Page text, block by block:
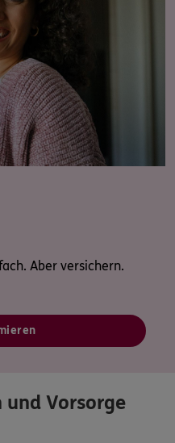
Aber versichern.
und Vorsorge